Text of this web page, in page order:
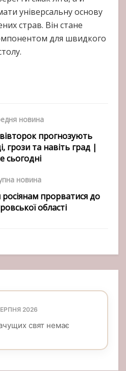
універсальну основу
страв. Він стане
для швидкого
новина
прогнозують
грози та навіть град |
сьогодні
новина
росіянам прорватися до
області
2026
свят немає